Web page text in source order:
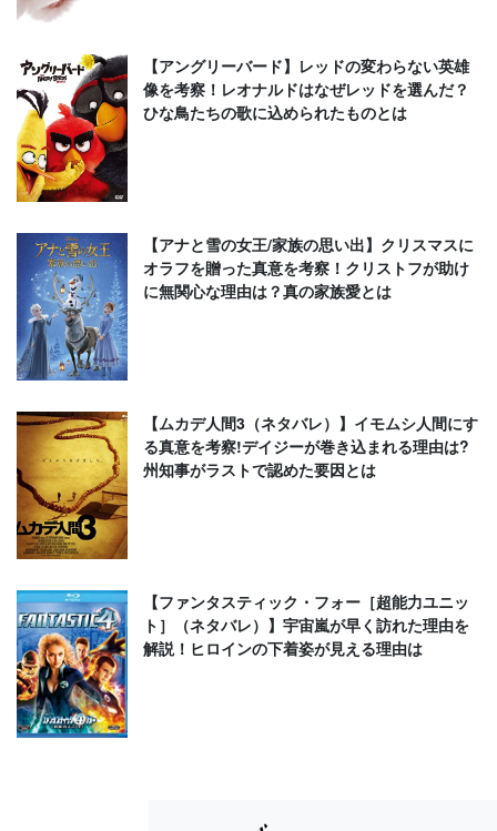
【アングリーバード】レッドの変わらない英雄
像を考察！レオナルドはなぜレッドを選んだ？
ひな鳥たちの歌に込められたものとは
【アナと雪の女王/家族の思い出】クリスマスに
オラフを贈った真意を考察！クリストフが助け
に無関心な理由は？真の家族愛とは
【ムカデ人間3（ネタバレ）】イモムシ人間にす
る真意を考察!デイジーが巻き込まれる理由は?
州知事がラストで認めた要因とは
【ファンタスティック・フォー［超能力ユニッ
ト］（ネタバレ）】宇宙嵐が早く訪れた理由を
解説！ヒロインの下着姿が見える理由は